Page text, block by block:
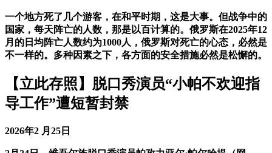
一个地方死了几个游客，在和平时期，这是大事。但战争中的
国家，每天阵亡的人数，那是以百计算的。俄罗斯在2025年12
月的日均阵亡人数约为1000人‌，俄罗斯对死亡的心态，必然是
不一样的。多种因素之下，各方面的安全措施必然是松懈的。
【立此存照】脱口秀演员“小帕不欢迎指
导工作”遭短暂封禁
2026年2 月25日